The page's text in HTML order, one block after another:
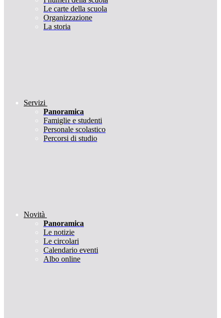
Le carte della scuola
Organizzazione
La storia
Servizi
Panoramica
Famiglie e studenti
Personale scolastico
Percorsi di studio
Novità
Panoramica
Le notizie
Le circolari
Calendario eventi
Albo online